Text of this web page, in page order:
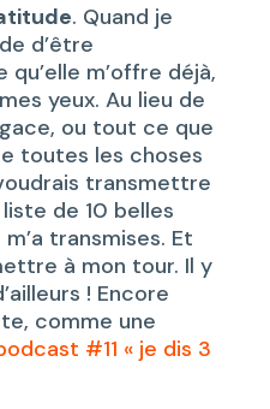
. Quand je
d’être
m’offre déjà,
yeux. Au lieu de
ou tout ce que
toutes les choses
transmettre
de 10 belles
transmises. Et
à mon tour. Il y
! Encore
comme une
#11 « je dis 3